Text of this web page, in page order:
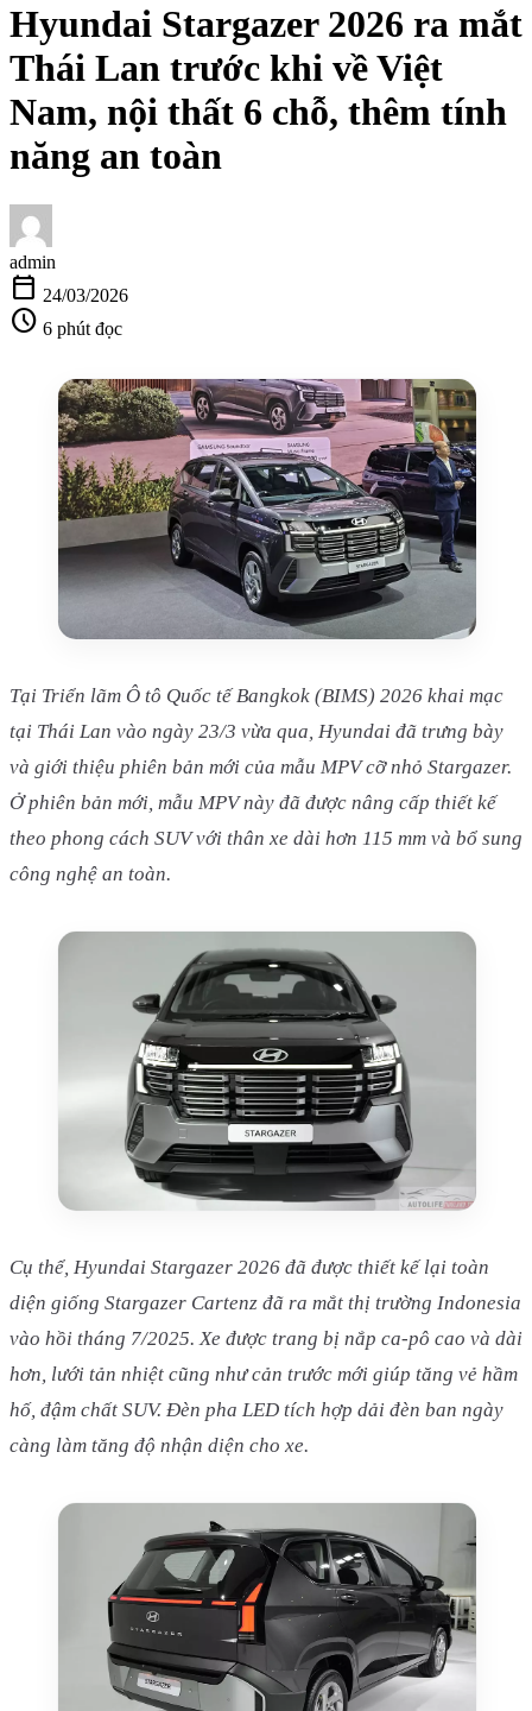
Hyundai Stargazer 2026 ra mắt
Thái Lan trước khi về Việt
Nam, nội thất 6 chỗ, thêm tính
năng an toàn
admin
calendar_today 24/03/2026
schedule 6 phút đọc
Tại Triển lãm Ô tô Quốc tế Bangkok (BIMS) 2026 khai mạc
tại Thái Lan vào ngày 23/3 vừa qua, Hyundai đã trưng bày
và giới thiệu phiên bản mới của mẫu MPV cỡ nhỏ Stargazer.
Ở phiên bản mới, mẫu MPV này đã được nâng cấp thiết kế
theo phong cách SUV với thân xe dài hơn 115 mm và bổ sung
công nghệ an toàn.
Cụ thể, Hyundai Stargazer 2026 đã được thiết kế lại toàn
diện giống Stargazer Cartenz đã ra mắt thị trường Indonesia
vào hồi tháng 7/2025. Xe được trang bị nắp ca-pô cao và dài
hơn, lưới tản nhiệt cũng như cản trước mới giúp tăng vẻ hầm
hố, đậm chất SUV. Đèn pha LED tích hợp dải đèn ban ngày
càng làm tăng độ nhận diện cho xe.